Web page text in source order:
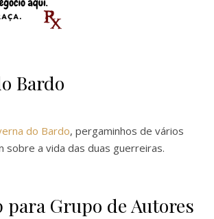
Bardo
do Bardo, pergaminhos de vários
sobre a vida das duas guerreiras.
para Grupo de Autores